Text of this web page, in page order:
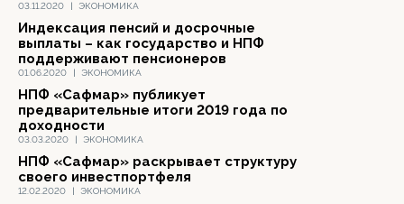
03.11.2020 | ЭКОНОМИКА
01.06.2020 | ЭКОНОМИКА
Индексация пенсий и досрочные
выплаты – как государство и НПФ
поддерживают пенсионеров
03.03.2020 | ЭКОНОМИКА
НПФ «Сафмар» публикует
предварительные итоги 2019 года по
доходности
12.02.2020 | ЭКОНОМИКА
НПФ «Сафмар» раскрывает структуру
своего инвестпортфеля